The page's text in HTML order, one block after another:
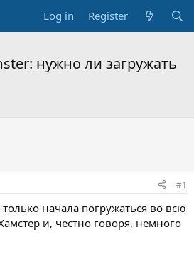
Log in Register
нужно ли загружать
#1
начала погружаться во всю
и, честно говоря, немного